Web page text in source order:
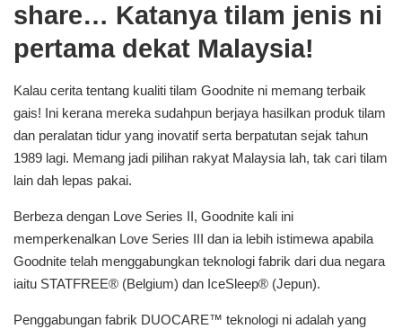
share… Katanya tilam jenis ni
pertama dekat Malaysia!
Kalau cerita tentang kualiti tilam Goodnite ni memang terbaik
gais! Ini kerana mereka sudahpun berjaya hasilkan produk tilam
dan peralatan tidur yang inovatif serta berpatutan sejak tahun
1989 lagi. Memang jadi pilihan rakyat Malaysia lah, tak cari tilam
lain dah lepas pakai.
Berbeza dengan Love Series II, Goodnite kali ini
memperkenalkan Love Series III dan ia lebih istimewa apabila
Goodnite telah menggabungkan teknologi fabrik dari dua negara
iaitu STATFREE® (Belgium) dan IceSleep® (Jepun).
Penggabungan fabrik DUOCARE™ teknologi ni adalah yang